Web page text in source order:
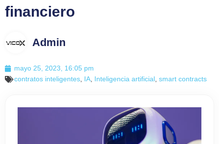
financiero
Admin
mayo 25, 2023, 16:05 pm
contratos inteligentes, IA, Inteligencia artificial , smart contracts